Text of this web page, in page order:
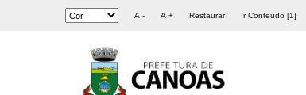
A - A + Restaurar Ir Conteudo [1]